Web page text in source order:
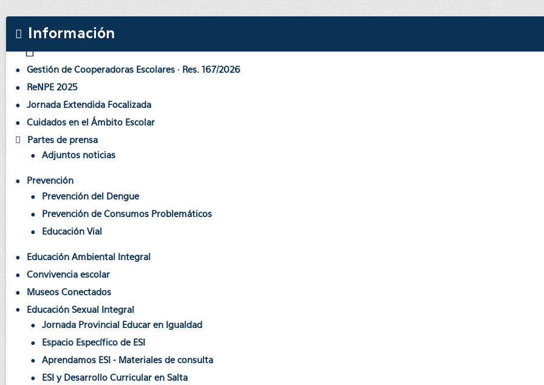
Información
Gestión de Cooperadoras Escolares · Res. 167/2026
ReNPE 2025
Jornada Extendida Focalizada
Cuidados en el Ámbito Escolar
Partes de prensa
Adjuntos noticias
Prevención
Prevención del Dengue
Prevención de Consumos Problemáticos
Educación Vial
Educación Ambiental Integral
Convivencia escolar
Museos Conectados
Educación Sexual Integral
Jornada Provincial Educar en Igualdad
Espacio Específico de ESI
Aprendamos ESI - Materiales de consulta
ESI y Desarrollo Curricular en Salta